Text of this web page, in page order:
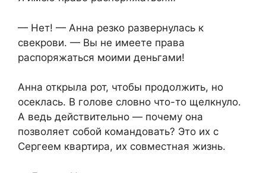
— Нет! — Анна резко развернулась к
свекрови. — Вы не имеете права
распоряжаться моими деньгами!
Анна открыла рот, чтобы продолжить, но
осеклась. В голове словно что-то щелкнуло.
А ведь действительно — почему она
позволяет собой командовать? Это их с
Сергеем квартира, их совместная жизнь.